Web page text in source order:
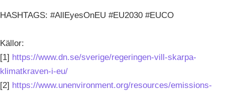
HASHTAGS: #AllEyesOnEU #EU2030 #EUCO
Källor:
[1] https://www.dn.se/sverige/regeringen-vill-skarpa-
klimatkraven-i-eu/
[2] https://www.unenvironment.org/resources/emissions-